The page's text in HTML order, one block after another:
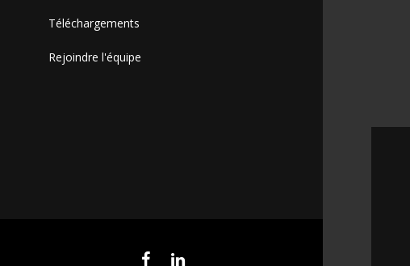
Téléchargements
Rejoindre l'équipe